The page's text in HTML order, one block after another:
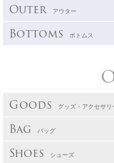
Outer アウター
Bottoms ボトムス
Goods グッズ・アクセサリ
Bag バッグ
Shoes シューズ